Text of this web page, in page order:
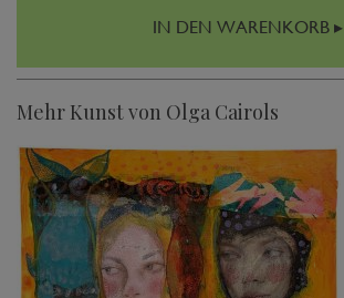
IN DEN WARENKORB ▸
Mehr Kunst von Olga Cairols